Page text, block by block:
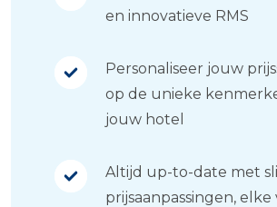
en innovatieve RMS
Personaliseer jouw
op de unieke
jouw hotel
Altijd up-to-date met
prijsaanpassingen, elke